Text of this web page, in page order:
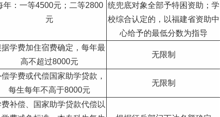
年：一等4500元；二等2800
元
统兜底对象全部予特困资助；学
校综合认定的，以福建省资助中
心给予的最低分数为指导
据学费加住宿费确定，每年最
高不超过8000元
无限制
学费或代偿国家助学贷款，
每生每年不高于8000元
无限制
费补偿、国家助学贷款代偿以